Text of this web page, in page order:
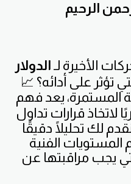
الرحيم
الأخيرة لـ الدولار
تؤثر على أدائه؟ 📈
المستمرة، يعد فهم
لاتخاذ قرارات تداول
لك تحليلًا دقيقًا
المستويات الفنية
يجب مراقبتها عن